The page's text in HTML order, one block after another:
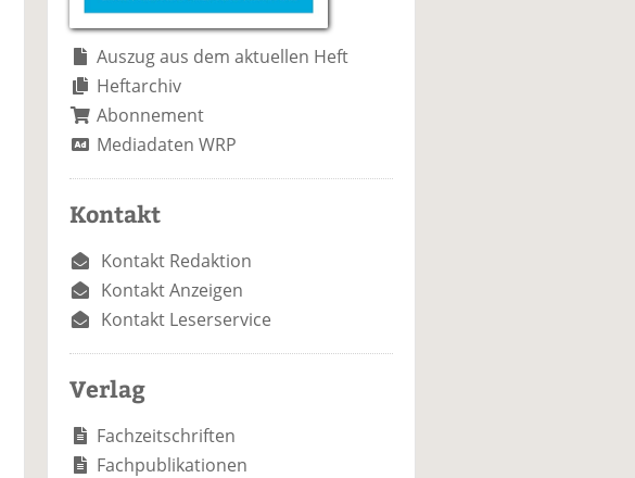
Auszug aus dem aktuellen Heft
Heftarchiv
Abonnement
Mediadaten WRP
Kontakt
Kontakt Redaktion
Kontakt Anzeigen
Kontakt Leserservice
Verlag
Fachzeitschriften
Fachpublikationen